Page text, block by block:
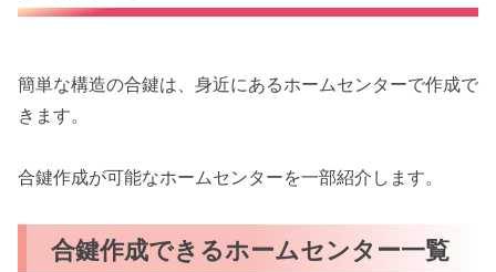
簡単な構造の合鍵は、身近にあるホームセンターで作成で
きます。
合鍵作成が可能なホームセンターを一部紹介します。
合鍵作成できるホームセンター一覧